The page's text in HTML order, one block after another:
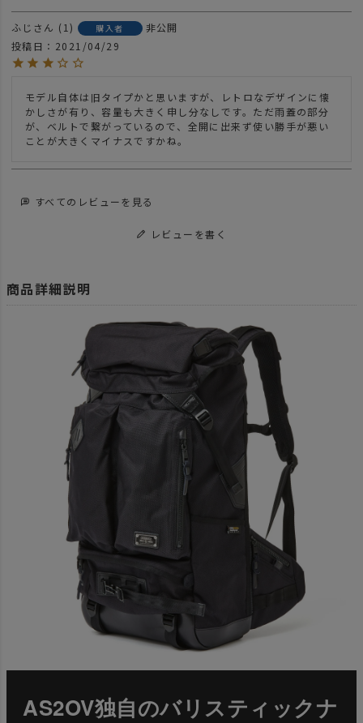
ふじ 1 購入者
非公開
投稿日
2021/04/29
モデル自体は旧タイプかと思いますが、レトロなデザインに懐
かしさが有り、容量も大きく申し分なしです。ただ雨蓋の部分
が、ベルトで繋がっているので、全開に出来ず使い勝手が悪い
ことが大きくマイナスですかね。
すべてのレビューを見る
レビューを書く
商品詳細説明
AS2OV独自のバリスティックナ